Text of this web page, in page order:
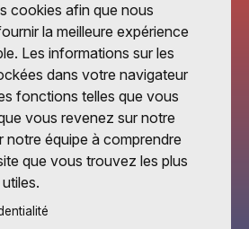
cookies afin que nous
la meilleure expérience
Les informations sur les
dans votre navigateur
fonctions telles que vous
vous revenez sur notre
notre équipe à comprendre
que vous trouvez les plus